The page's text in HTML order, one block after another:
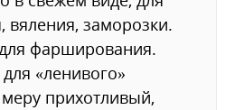
вяления, заморозки.
фарширования.
«ленивого»
меру прихотливый,